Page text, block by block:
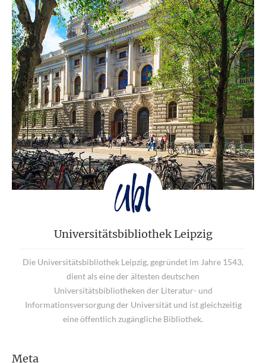
Universitätsbibliothek Leipzig
Die Universitätsbibliothek Leipzig, gegründet im Jahre 1543,
dient als eine der ältesten deutschen
Universitätsbibliotheken der Literatur- und
Informationsversorgung der Universität und ist gleichzeitig
eine öffentlich zugängliche Bibliothek.
Meta